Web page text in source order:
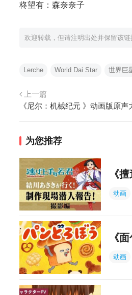
柊望有：森奈奈子
欢迎转载，但请注明出处并保留该链
Lerche World Dai Star 世界巨
上一篇
为您推荐
《
动画
《
动画